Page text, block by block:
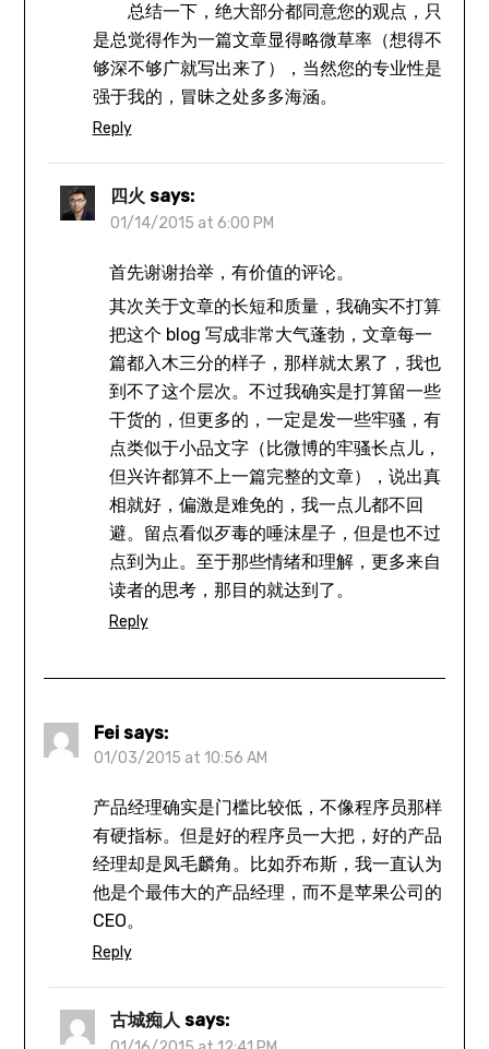
总结一下，绝大部分都同意您的观点，只
是总觉得作为一篇文章显得略微草率（想得不
够深不够广就写出来了），当然您的专业性是
强于我的，冒昧之处多多海涵。
Reply
四火 says:
01/14/2015 at 6:00 PM
首先谢谢抬举，有价值的评论。
其次关于文章的长短和质量，我确实不打算
把这个 blog 写成非常大气蓬勃，文章每一
篇都入木三分的样子，那样就太累了，我也
到不了这个层次。不过我确实是打算留一些
干货的，但更多的，一定是发一些牢骚，有
点类似于小品文字（比微博的牢骚长点儿，
但兴许都算不上一篇完整的文章），说出真
相就好，偏激是难免的，我一点儿都不回
避。留点看似歹毒的唾沫星子，但是也不过
点到为止。至于那些情绪和理解，更多来自
读者的思考，那目的就达到了。
Reply
Fei says:
01/03/2015 at 10:56 AM
产品经理确实是门槛比较低，不像程序员那样
有硬指标。但是好的程序员一大把，好的产品
经理却是凤毛麟角。比如乔布斯，我一直认为
他是个最伟大的产品经理，而不是苹果公司的
CEO。
Reply
古城痴人 says: